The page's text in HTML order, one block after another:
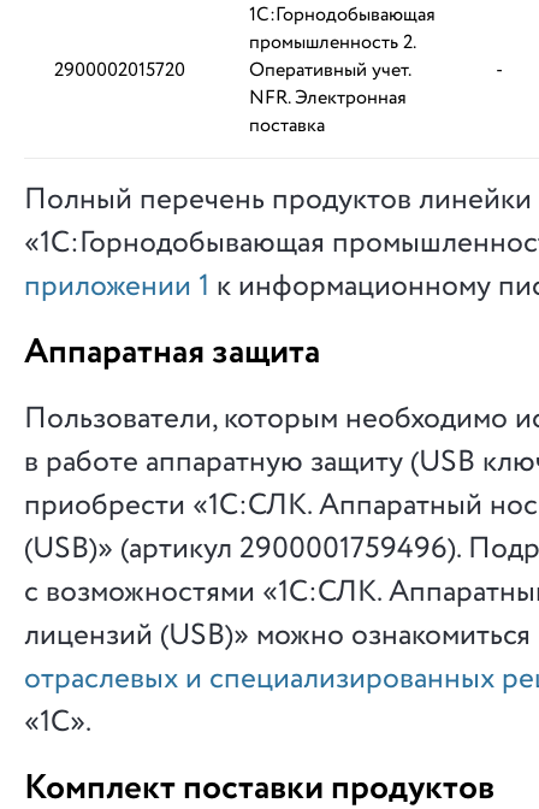
2900002015720
1С:Горнодобывающая
промышленность 2.
Оперативный учет.
NFR. Электронная
поставка
-
Полный перечень продуктов линейки
«1С:Горнодобывающая
приложении 1 к информационному
Аппаратная защита
Пользователи, которым необходимо
в работе аппаратную защиту (USB
приобрести «1С:СЛК. Аппаратный
(USB)» (артикул 2900001759496).
с возможностями «1С:СЛК.
лицензий (USB)» можно
отраслевых и специализированных
«1С».
Комплект поставки продуктов